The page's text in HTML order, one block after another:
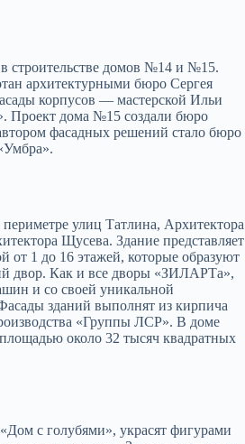
строительстве домов №14 и №15.
архитектурными бюро Сергея
корпусов — мастерской Ильи
Проект дома №15 создали бюро
фасадных решений стало бюро
улиц Татлина, Архитектора
Щусева. Здание представляет
от 1 до 16 этажей, которые образуют
двор. Как и все дворы «ЗИЛАРТа»,
и со своей уникальной
зданий выполнят из кирпича
«Группы ЛСР». В доме
около 32 тысяч квадратных
с голубями», украсят фигурами